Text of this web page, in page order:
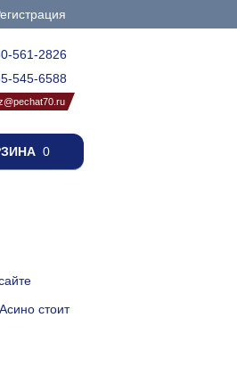
561-2826
545-6588
0
стоит